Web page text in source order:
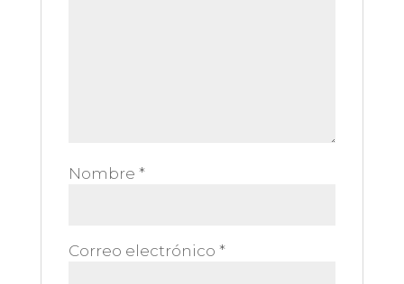
Nombre *
Correo electrónico *